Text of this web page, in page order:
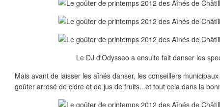
Le DJ d'Odysseo a ensuite fait danser les
Mais avant de laisser les aînés danser, les conseillers
goûter arrosé de cidre et de jus de fruits...et tout cela dans la